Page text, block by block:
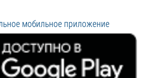
мобильное приложение